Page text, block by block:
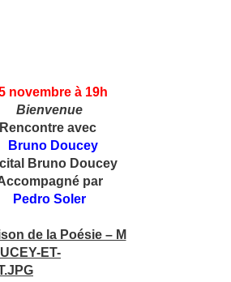
novembre à 19h
Bienvenue
Rencontre avec
Bruno Doucey
Bruno Doucey
par
Pedro Soler
de la Poésie – M